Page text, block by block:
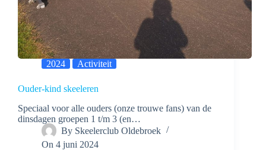
2024 Activiteit
Ouder-kind skeeleren
Speciaal voor alle ouders (onze trouwe fans) van de
dinsdagen groepen 1 t/m 3 (en…
By Skeelerclub Oldebroek
On 4 juni 2024